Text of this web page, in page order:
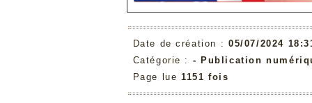
Date de création : 05/07/2024
Catégorie : - Publication
Page lue 1151 fois